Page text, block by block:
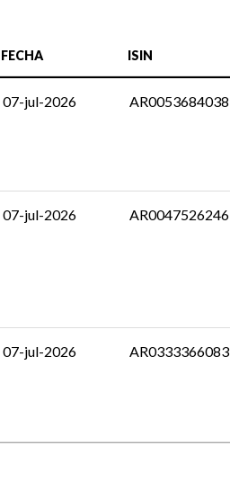
FECHA ISIN
07-jul-2026 AR0053684038
07-jul-2026 AR0047526246
07-jul-2026 AR0333366083